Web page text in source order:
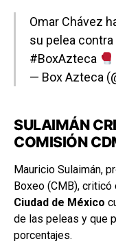
Omar Chávez
su pelea
#BoxAzteca
— Box Azteca
SULAIMÁN
COMISIÓN
Mauricio Sulaimán,
Boxeo (CMB), criticó
Ciudad de México
de las peleas y que
porcentajes.